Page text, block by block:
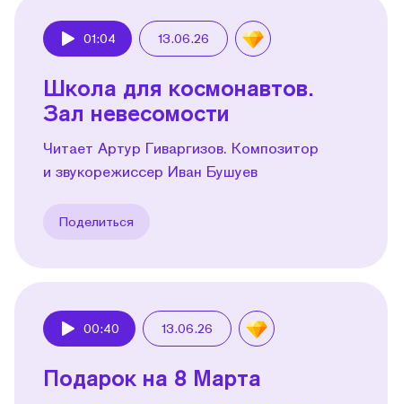
01:04 13.06.26
Школа для космонавтов.
Зал невесомости
Читает Артур Гиваргизов. Композитор
и звукорежиссер Иван Бушуев
Поделиться
00:40 13.06.26
Подарок на 8 Марта